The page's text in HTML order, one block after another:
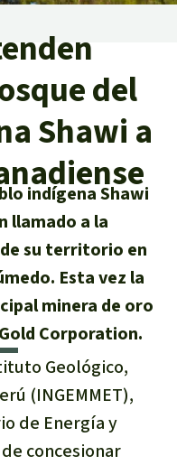
al boletín
la Selva
la Selva
de la Naturaleza
la Selva
Selva
de la
del
Shawi a
indígena Shawi
llamado a la
su territorio en
Esta vez la
minera de oro
Corporation.
Geológico,
(INGEMMET),
de Energía y
concesionar